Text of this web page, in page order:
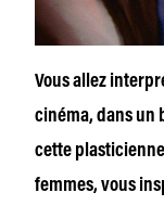
Vous allez
cinéma, dans un
cette
femmes, vous